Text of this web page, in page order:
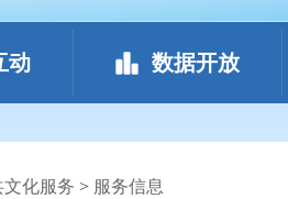
动 数据开放
文化服务 > 服务信息